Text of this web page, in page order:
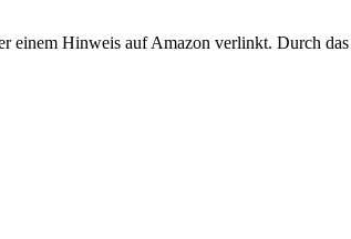
einem Hinweis auf Amazon verlinkt. Durch